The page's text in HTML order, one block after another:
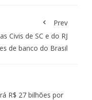
Prev
Civis de SC e do RJ
de banco do Brasil
R$ 27 bilhões por